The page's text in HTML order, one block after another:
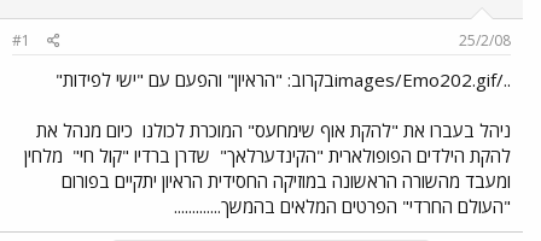
ש
ר
25/2/08
#1
../images/Emo202.gifבקרוב: "הראיון" והפעם עם "ישי לפידות"
ניהל בעברו את "להקת אוף שימחעס" המוכרת לכולנו כיום מנהל את
להקת הילדים הפופולארית "הקינדערלאך" שדרן ברדיו "קול חי" מלחין
ומעבד מהשורה הראשונה במוזיקה החסידית הראיון יתקיים בפורום
"העולם החרדי" הפרטים המלאים בהמשך.............